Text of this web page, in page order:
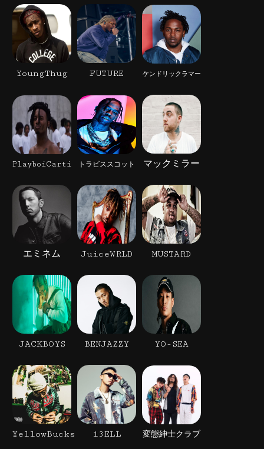
YoungThug FUTURE ケンドリックラマー
PlayboiCarti トラビススコット マックミラー
エミネム JuiceWRLD MUSTARD
JACKBOYS BENJAZZY YO-SEA
¥ellowBucks 13ELL 変態紳士クラブ